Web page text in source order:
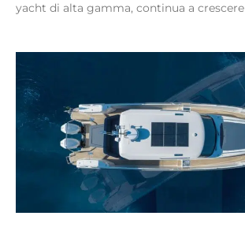
yacht di alta gamma, continua a crescere